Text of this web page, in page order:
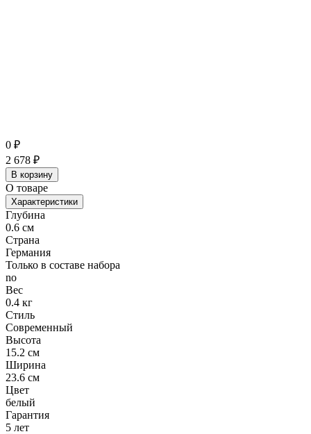
0 ₽
2 678 ₽
В корзину
О товаре
Характеристики
Глубина
0.6 см
Страна
Германия
Только в составе набора
no
Вес
0.4 кг
Стиль
Современный
Высота
15.2 см
Ширина
23.6 см
Цвет
белый
Гарантия
5 лет